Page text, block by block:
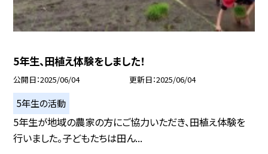
5年生、田植え体験をしました！
公開日 2025/06/04 更新日 2025/06/04
5年生の活動
5年生が地域の農家の方にご協力いただき、田植え体験を
行いました。子どもたちは田ん...